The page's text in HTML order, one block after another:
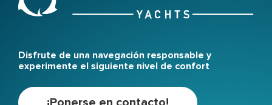
Disfrute de una navegación responsable y
experimente el siguiente nivel de confort